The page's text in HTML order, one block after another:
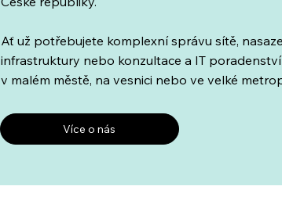
Ať už potřebujete komplexní správu sítě,
infrastruktury nebo konzultace a IT
v malém městě, na vesnici nebo ve velké
Více o nás